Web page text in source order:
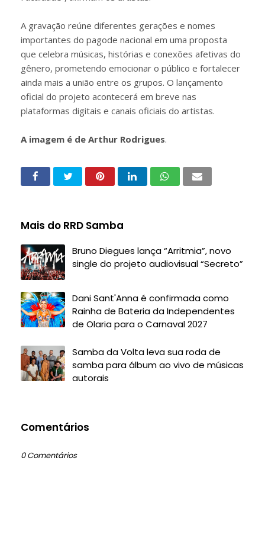
A gravação reúne diferentes gerações e nomes
importantes do pagode nacional em uma proposta
que celebra músicas, histórias e conexões afetivas do
gênero, prometendo emocionar o público e fortalecer
ainda mais a união entre os grupos. O lançamento
oficial do projeto acontecerá em breve nas
plataformas digitais e canais oficiais do artistas.
A imagem é de Arthur Rodrigues.
Mais do RRD Samba
Bruno Diegues lança “Arritmia”, novo
single do projeto audiovisual “Secreto”
Dani Sant'Anna é confirmada como
Rainha de Bateria da Independentes
de Olaria para o Carnaval 2027
Samba da Volta leva sua roda de
samba para álbum ao vivo de músicas
autorais
Comentários
0 Comentários